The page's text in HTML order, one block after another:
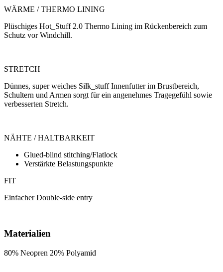
WÄRME / THERMO LINING
Plüschiges Hot_Stuff 2.0 Thermo Lining im Rückenbereich zum
Schutz vor Windchill.
STRETCH
Dünnes, super weiches Silk_stuff Innenfutter im Brustbereich,
Schultern und Armen sorgt für ein angenehmes Tragegefühl sowie
verbesserten Stretch.
NÄHTE / HALTBARKEIT
Glued-blind stitching/Flatlock
Verstärkte Belastungspunkte
FIT
Einfacher Double-side entry
Materialien
80% Neopren 20% Polyamid